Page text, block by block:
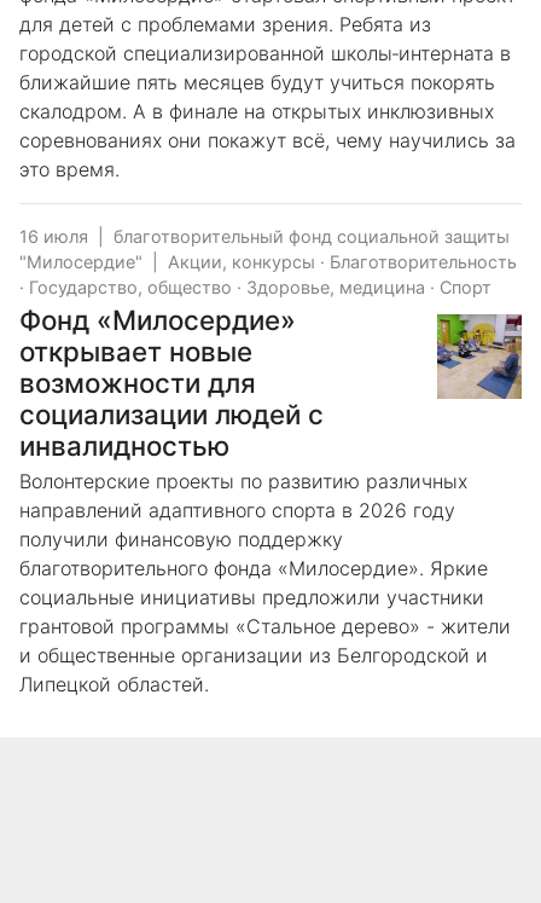
для детей с проблемами зрения. Ребята из
городской специализированной школы‑интерната в
ближайшие пять месяцев будут учиться покорять
скалодром. А в финале на открытых инклюзивных
соревнованиях они покажут всё, чему научились за
это время.
16 июля
благотворительный фонд социальной защиты
"Милосердие"
Акции, конкурсы · Благотворительность
· Государство, общество · Здоровье, медицина · Спорт
Фонд «Милосердие»
открывает новые
возможности для
социализации людей с
инвалидностью
Волонтерские проекты по развитию различных
направлений адаптивного спорта в 2026 году
получили финансовую поддержку
благотворительного фонда «Милосердие». Яркие
социальные инициативы предложили участники
грантовой программы «Стальное дерево» - жители
и общественные организации из Белгородской и
Липецкой областей.